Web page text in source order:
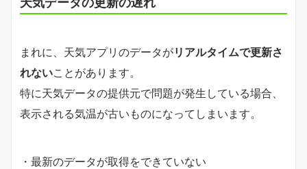
まれに、天気アプリのデータがリアルタイムで更新さ
れないことがあります。
特に天気データの提供元で問題が発生している場合、
表示される気温が古いものになってしまいます。
・最新のデータが取得をできていない